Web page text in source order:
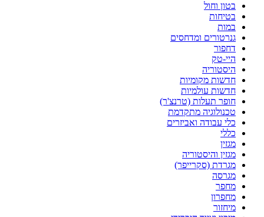
בטון וחול
בטיחות
במות
גנרטורים ומדחסים
דחפור
היי-טק
היסטוריה
חדשות מקומיות
חדשות עולמיות
חופר תעלות (טרנצ'ר)
טכנולוגיה מתקדמת
כלי עבודה ואביזרים
כללי
מגזין
מגזין והיסטוריה
מגרדת (סקרייפר)
מגרסה
מחפר
מחפרון
מיחזור